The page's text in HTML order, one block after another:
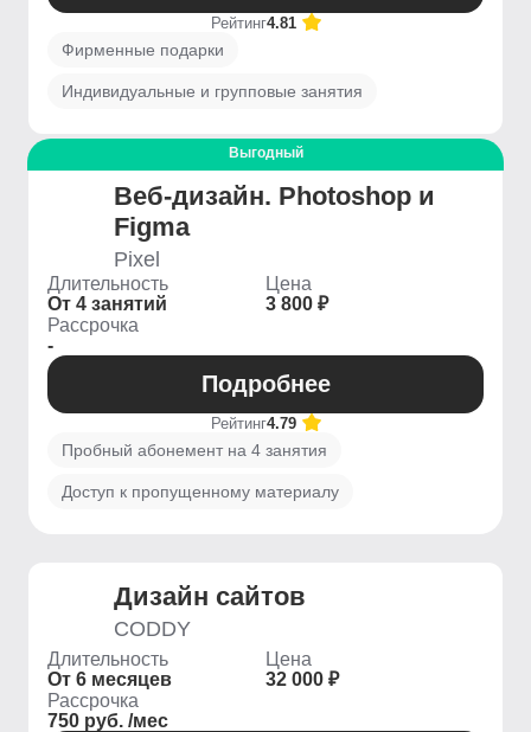
Рейтинг4.81
Фирменные подарки
Индивидуальные и групповые занятия
Выгодный
Веб-дизайн. Photoshop и
Figma
Pixel
Длительность
От 4 занятий
Цена
3 800 ₽
Рассрочка
-
Подробнее
Рейтинг4.79
Пробный абонемент на 4 занятия
Доступ к пропущенному материалу
Дизайн сайтов
CODDY
Длительность
От 6 месяцев
Цена
32 000 ₽
Рассрочка
750 руб. /мес